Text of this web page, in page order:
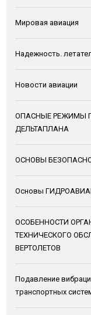
Мировая авиация
Надежность.
Новости авиации
ОПАСНЫЕ РЕЖИМЫ
ДЕЛЬТАПЛАНА
ОСНОВЫ
Основы
ОСОБЕННОСТИ
ТЕХНИЧЕСКОГО
ВЕРТОЛЕТОВ
Подавление
транспортных